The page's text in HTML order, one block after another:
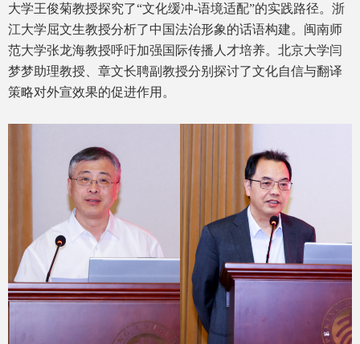
大学王俊菊教授探究了“文化缓冲-语境适配”的实践路径。浙
江大学屈文生教授分析了中国法治形象的话语构建。闽南师
范大学张龙海教授呼吁加强国际传播人才培养。北京大学闫
梦梦助理教授、章文长聘副教授分别探讨了文化自信与翻译
策略对外宣效果的促进作用。